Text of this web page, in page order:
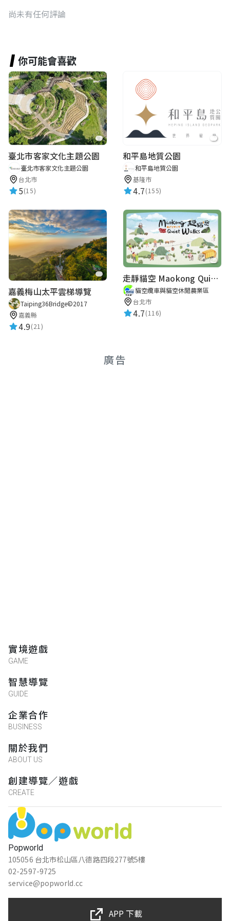
尚未有任何評論
你可能會喜歡
臺北市客家文化主題公園
臺北市客家文化主題公園
台北市
5(15)
和平島地質公園
和平島地質公園
基隆市
4.7(155)
嘉義梅山太平雲梯導覽
Taiping36Bridge©2017
嘉義縣
4.9(21)
走靜貓空 Maokong Quiet Walks
貓空纜車與貓空休閒農業區
台北市
4.7(116)
廣告
Popworld
105056 台北市松山區八德路四段277號5樓
02-2597-9725
service@popworld.cc
實境遊戲
GAME
智慧導覽
GUIDE
企業合作
BUSINESS
關於我們
ABOUT US
創建導覽／遊戲
CREATE
APP 下載